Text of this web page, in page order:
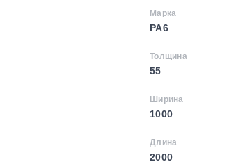
Марка
PA6
Толщина
55
Ширина
1000
Длина
2000